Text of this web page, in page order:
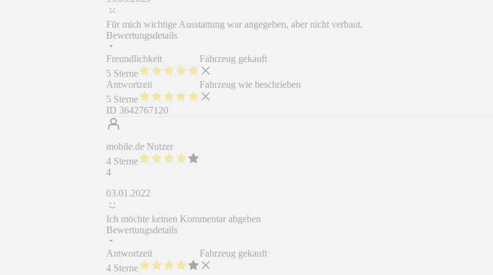
Für mich wichtige Ausstattung war angegeben, aber nicht verbaut.
Bewertungsdetails
Freundlichkeit
5 Sterne
Antwortzeit
5 Sterne
Fahrzeug gekauft
Fahrzeug wie beschrieben
ID 3642767120
mobile.de Nutzer
4 Sterne
4
03.01.2022
Ich möchte keinen Kommentar abgeben
Bewertungsdetails
Antwortzeit
4 Sterne
Fahrzeug gekauft